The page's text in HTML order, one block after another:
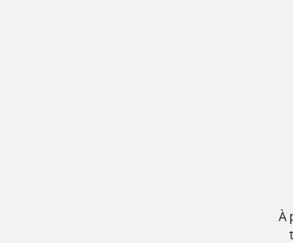
À